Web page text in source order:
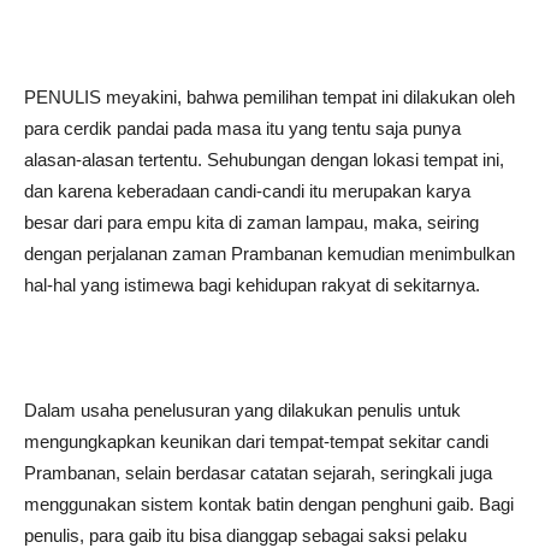
PENULIS meyakini, bahwa pemilihan tempat ini dilakukan oleh
para cerdik pandai pada masa itu yang tentu saja punya
alasan-alasan tertentu. Sehubungan dengan lokasi tempat ini,
dan karena keberadaan candi-candi itu merupakan karya
besar dari para empu kita di zaman lampau, maka, seiring
dengan perjalanan zaman Prambanan kemudian menimbulkan
hal-hal yang istimewa bagi kehidupan rakyat di sekitarnya.
Dalam usaha penelusuran yang dilakukan penulis untuk
mengungkapkan keunikan dari tempat-tempat sekitar candi
Prambanan, selain berdasar catatan sejarah, seringkali juga
menggunakan sistem kontak batin dengan penghuni gaib. Bagi
penulis, para gaib itu bisa dianggap sebagai saksi pelaku